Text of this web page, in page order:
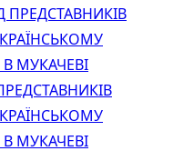
МУКАЧЕВІ